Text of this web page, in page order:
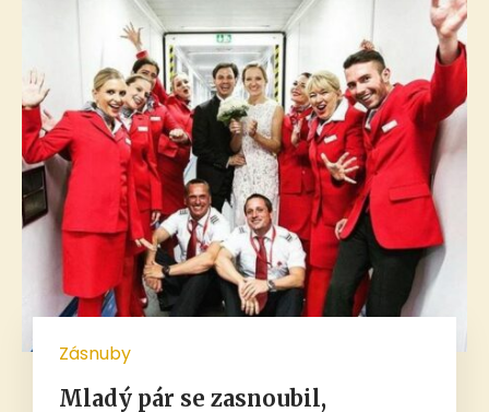
Zásnuby
Mladý pár se zasnoubil,